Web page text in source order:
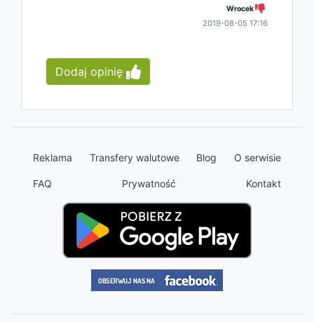
Wrocek
2019-08-05 17:16
Dodaj opinię
Reklama Transfery walutowe Blog O serwisie
FAQ Prywatność Kontakt